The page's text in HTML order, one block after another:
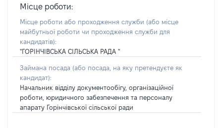
Місце роботи:
Місце роботи або проходження служби (або місце
майбутньої роботи чи проходження служби для
кандидатів):
"ГОРІНЧІВСЬКА СІЛЬСЬКА РАДА "
Займана посада (або посада, на яку претендуєте як
кандидат):
Начальник відділу документообігу, організаційної
роботи, юридичного забезпечення та персоналу
апарату Горінчівської сільської ради